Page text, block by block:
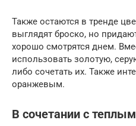
Также остаются в тренде
выглядят броско, но
хорошо смотрятся днем.
использовать золотую,
либо сочетать их. Также
оранжевым.
В сочетании с